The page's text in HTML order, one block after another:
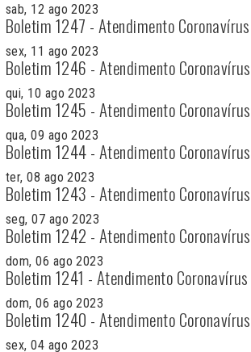
sab, 12 ago 2023
Boletim 1247 - Atendimento Coronavírus
sex, 11 ago 2023
Boletim 1246 - Atendimento Coronavírus
qui, 10 ago 2023
Boletim 1245 - Atendimento Coronavírus
qua, 09 ago 2023
Boletim 1244 - Atendimento Coronavírus
ter, 08 ago 2023
Boletim 1243 - Atendimento Coronavírus
seg, 07 ago 2023
Boletim 1242 - Atendimento Coronavírus
dom, 06 ago 2023
Boletim 1241 - Atendimento Coronavírus
dom, 06 ago 2023
Boletim 1240 - Atendimento Coronavírus
sex, 04 ago 2023